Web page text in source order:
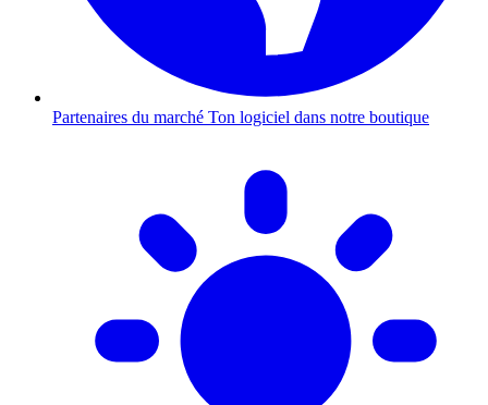
Partenaires du marché Ton logiciel dans notre boutique